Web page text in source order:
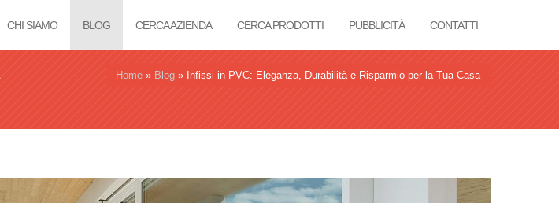
CHI SIAMO BLOG CERCA AZIENDA CERCA PRODOTTI PUBBLICITÀ CONTATTI
Home » Blog » Infissi in PVC: Eleganza, Durabilità e Risparmio per la Tua Casa